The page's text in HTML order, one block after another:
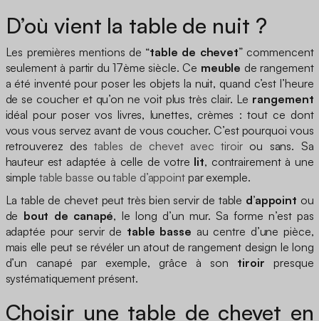
D’où vient la table de nuit ?
Les premières mentions de “table de chevet” commencent
seulement à partir du 17ème siècle. Ce meuble de rangement
a été inventé pour poser les objets la nuit, quand c’est l’heure
de se coucher et qu’on ne voit plus très clair. Le rangement
idéal pour poser vos livres, lunettes, crèmes : tout ce dont
vous vous servez avant de vous coucher. C’est pourquoi vous
retrouverez destables de chevet avec tiroirou sans. Sa
hauteur est adaptée à celle de votre lit, contrairement à une
simple table basse outable d’appointpar exemple.
La table de chevet peut très bien servir de table d’appoint ou
de bout de canapé, le long d’un mur. Sa forme n’est pas
adaptée pour servir de table basse au centre d’une pièce,
mais elle peut se révéler un atout de rangement design le long
d’un canapé par exemple, grâce à son tiroir presque
systématiquement présent.
Choisir une table de chevet en